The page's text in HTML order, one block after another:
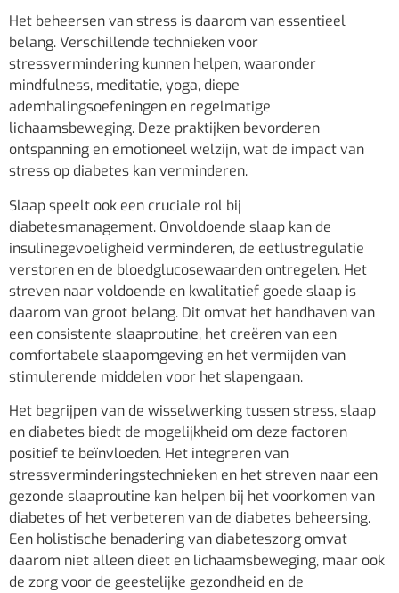
Het beheersen van stress is daarom van essentieel
belang. Verschillende technieken voor
stressvermindering kunnen helpen, waaronder
mindfulness, meditatie, yoga, diepe
ademhalingsoefeningen en regelmatige
lichaamsbeweging. Deze praktijken bevorderen
ontspanning en emotioneel welzijn, wat de impact van
stress op diabetes kan verminderen.
Slaap speelt ook een cruciale rol bij
diabetesmanagement. Onvoldoende slaap kan de
insulinegevoeligheid verminderen, de eetlustregulatie
verstoren en de bloedglucosewaarden ontregelen. Het
streven naar voldoende en kwalitatief goede slaap is
daarom van groot belang. Dit omvat het handhaven van
een consistente slaaproutine, het creëren van een
comfortabele slaapomgeving en het vermijden van
stimulerende middelen voor het slapengaan.
Het begrijpen van de wisselwerking tussen stress, slaap
en diabetes biedt de mogelijkheid om deze factoren
positief te beïnvloeden. Het integreren van
stressverminderingstechnieken en het streven naar een
gezonde slaaproutine kan helpen bij het voorkomen van
diabetes of het verbeteren van de diabetes beheersing.
Een holistische benadering van diabeteszorg omvat
daarom niet alleen dieet en lichaamsbeweging, maar ook
de zorg voor de geestelijke gezondheid en de